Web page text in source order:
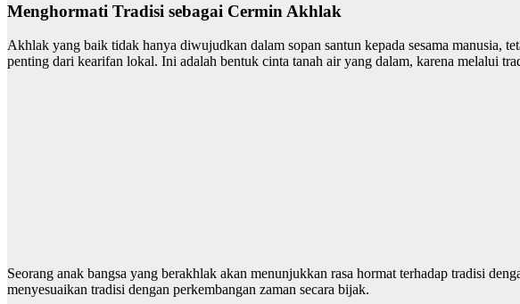
Menghormati Tradisi sebagai Cermin Akhlak
Akhlak yang baik tidak hanya diwujudkan dalam sopan santun kepada sesama manusia,
penting dari kearifan lokal. Ini adalah bentuk cinta tanah air yang dalam, karena melalui
Seorang anak bangsa yang berakhlak akan menunjukkan rasa hormat terhadap tradisi
menyesuaikan tradisi dengan perkembangan zaman secara bijak.